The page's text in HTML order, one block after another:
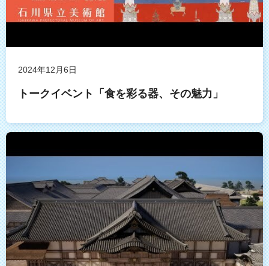
2024年12月6日
トークイベント「食を彩る器、その魅力」